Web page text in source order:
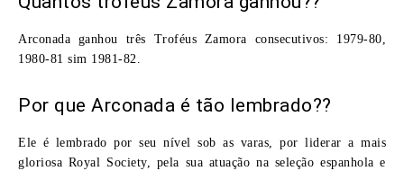
Arconada ganhou três Troféus Zamora consecutivos: 1979-80,
1980-81 sim 1981-82.
Por que Arconada é tão lembrado??
Ele é lembrado por seu nível sob as varas, por liderar a mais
gloriosa Royal Society, pela sua atuação na seleção espanhola e